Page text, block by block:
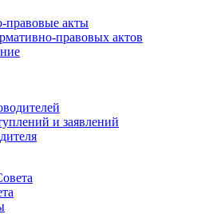
правовые акты
правовых актов
и заявлений